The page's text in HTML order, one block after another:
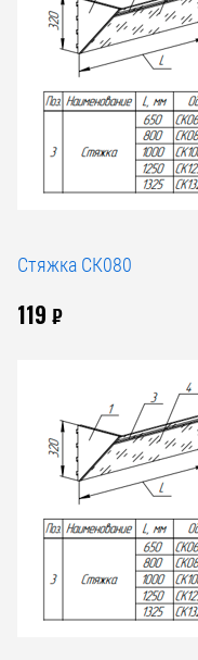
Стяжка СК080
119 ₽